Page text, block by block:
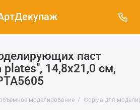
паст
plates", 14,8х21,0 см,
моделирование Форма для